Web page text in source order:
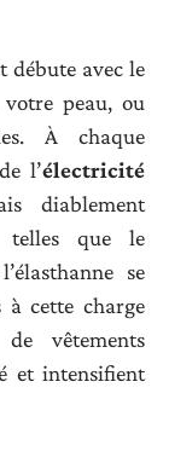
débute avec le
peau, ou
À chaque
l’électricité
diablement
que le
se
à cette charge
vêtements
et intensifient